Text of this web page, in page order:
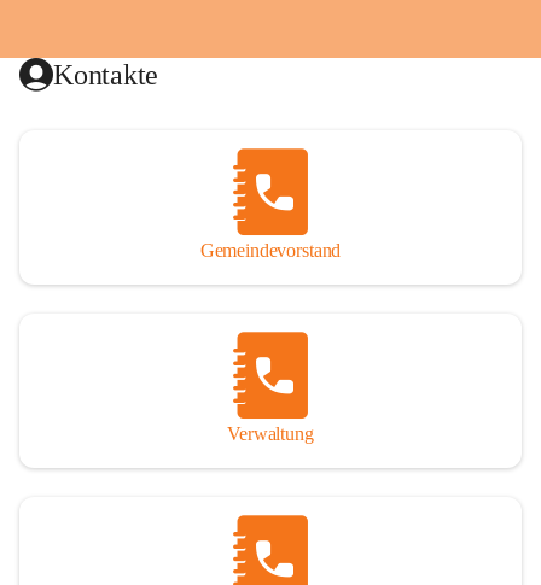
Kontakte
Gemeindevorstand
Verwaltung